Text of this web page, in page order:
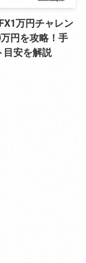
万円チャレン
円を攻略！手
目安を解説